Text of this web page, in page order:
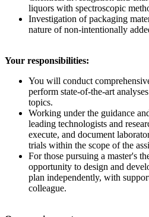
liquors with spectroscopic
Investigation of packaging
nature of non-intentionally
Your responsibilities:
You will conduct
perform state-of-the-art
topics.
Working under the guidance
leading technologists and
execute, and document
trials within the scope of the
For those pursuing a master's
opportunity to design and
plan independently, with
colleague.